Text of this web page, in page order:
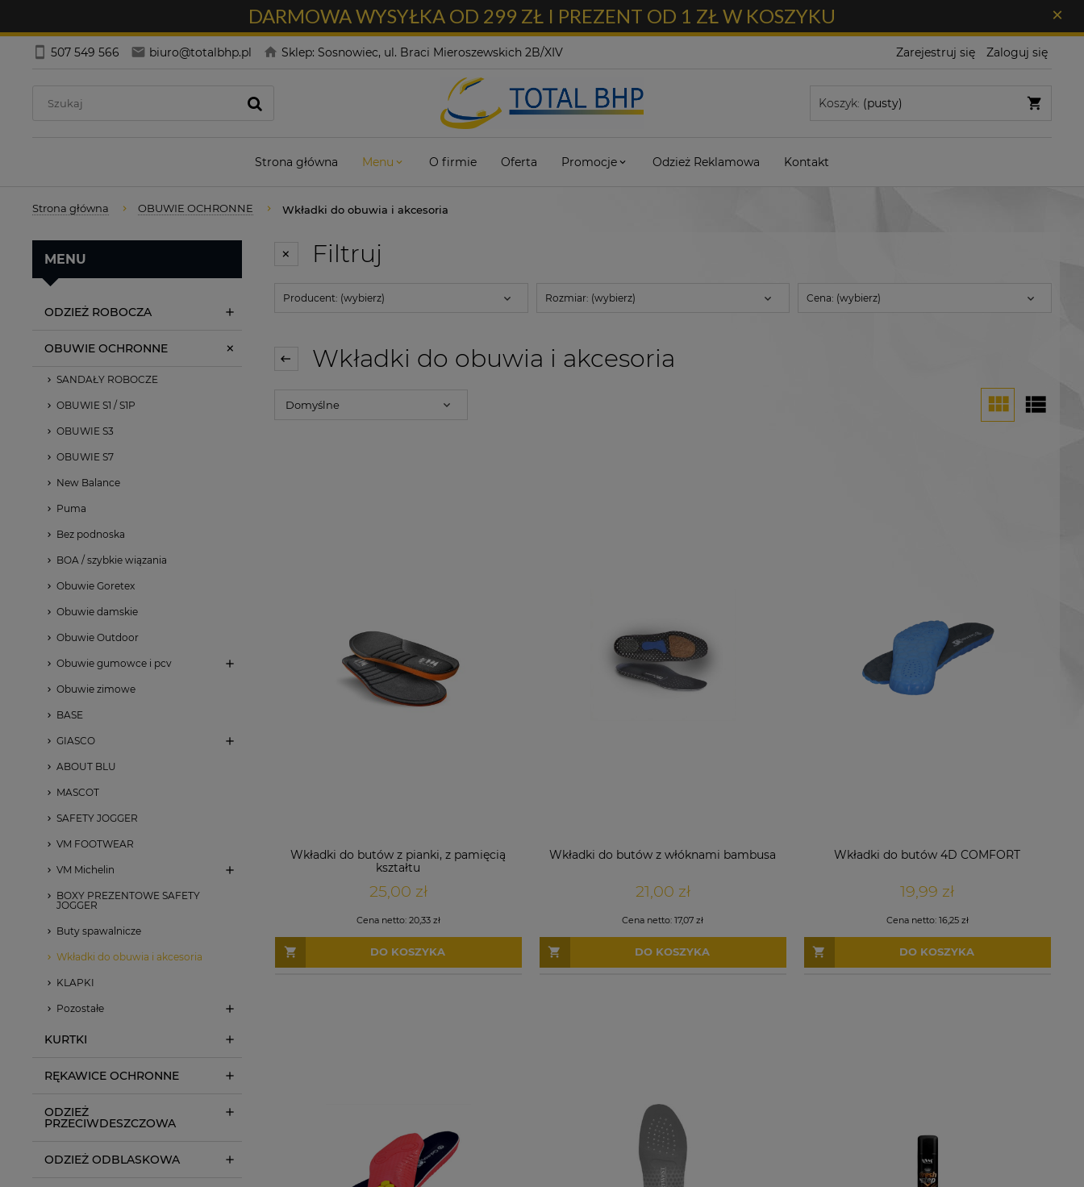
DARMOWA WYSYŁKA OD 299 ZŁ I PREZENT OD 1 ZŁ W KOSZYKU ×
507 549 566 biuro@totalbhp.pl Sklep: Sosnowiec, ul. Braci Mieroszewskich 2B/XIV Zarejestruj się Zaloguj się
Koszyk: (pusty)
Strona główna Menu O firmie Oferta Promocje Odzież Reklamowa Kontakt
Strona główna OBUWIE OCHRONNE Wkładki do obuwia i akcesoria
MENU
ODZIEŻ ROBOCZA
OBUWIE OCHRONNE
SANDAŁY ROBOCZE
OBUWIE S1 / S1P
OBUWIE S3
OBUWIE S7
New Balance
Puma
Bez podnoska
BOA / szybkie wiązania
Obuwie Goretex
Obuwie damskie
Obuwie Outdoor
Obuwie gumowce i pcv
Obuwie zimowe
BASE
GIASCO
ABOUT BLU
MASCOT
SAFETY JOGGER
VM FOOTWEAR
VM Michelin
BOXY PREZENTOWE SAFETY
JOGGER
Buty spawalnicze
Wkładki do obuwia i akcesoria
KLAPKI
Pozostałe
KURTKI
RĘKAWICE OCHRONNE
ODZIEŻ
PRZECIWDESZCZOWA
ODZIEŻ ODBLASKOWA
Filtruj
Producent: (wybierz) Rozmiar: (wybierz) Cena: (wybierz)
Wkładki do obuwia i akcesoria
Wkładki do butów z pianki, z pamięcią
kształtu
25,00 zł
Cena netto: 20,33 zł
DO KOSZYKA
Wkładki do butów z włóknami bambusa
21,00 zł
Cena netto:17,07 zł
DO KOSZYKA
Wkładki do butów 4D COMFORT
19,99 zł
Cena netto: 16,25 zł
DO KOSZYKA